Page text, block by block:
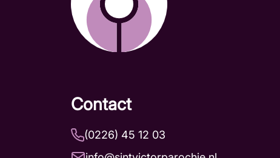
Contact
(0226) 45 12 03